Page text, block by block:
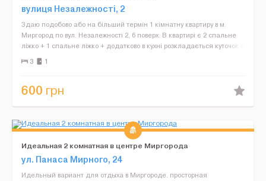
вулиця Незалежності, 2
Здаю подобово або на більший термін 1 кімнатну квартиру в м.
Миргород по вул. Незалежності 2, 6 поверх. В квартирі є 2 спальне
ліжко + 1 спальне ліжко + додатково в кухні розкладається куточок в
1,5 спальне місце. Всі умови для пр...
3 1
600 грн
Идеальная 2 комнатная в центре Миргорода
ул. Панаса Мирного, 24
Идельный вариант для отдыха в Миргороде. просторная